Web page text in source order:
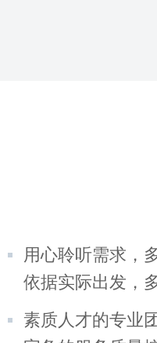
用心聆听需求，
依据实际出发，
素质人才的专业